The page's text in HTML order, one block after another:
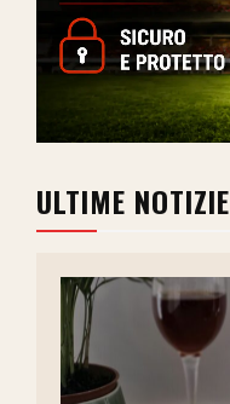
ULTIME NOTIZIE